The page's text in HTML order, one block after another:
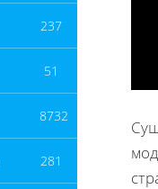
237
51
8732
281